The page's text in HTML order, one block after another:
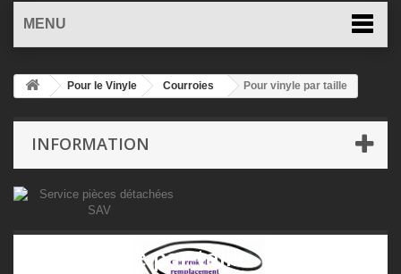
MENU
Pour le Vinyle Courroies Pour vinyle par taille
INFORMATION
Pour vinyle par taille